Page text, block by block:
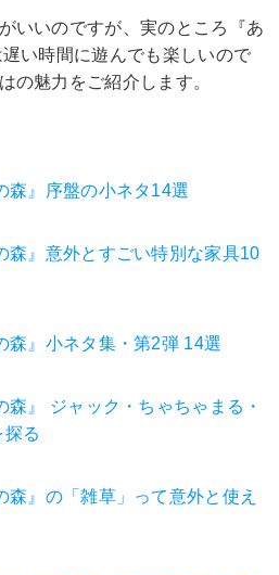
いいのですが、実のところ『あ
い時間に遊んでも楽しいので
の魅力をご紹介します。
森』序盤の小ネタ14選
森』意外とすごい特別な家具10
森』小ネタ集・第2弾 14選
森』 ジャック・ちゃちゃまる・
る
森』の「雑草」って意外と使え